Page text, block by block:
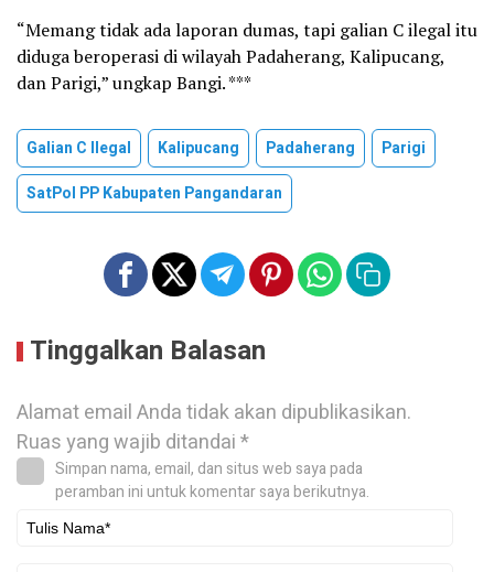
“Memang tidak ada laporan dumas, tapi galian C ilegal itu
diduga beroperasi di wilayah Padaherang, Kalipucang,
dan Parigi,” ungkap Bangi. ***
Galian C Ilegal Kalipucang Padaherang
Parigi
SatPol PP Kabupaten Pangandaran
Tinggalkan Balasan
Alamat email Anda tidak akan dipublikasikan.
Ruas yang wajib ditandai*
Simpan nama, email, dan situs web saya pada
peramban ini untuk komentar saya berikutnya.